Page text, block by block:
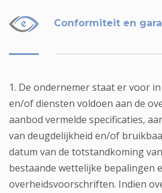
Conformiteit en
1. De ondernemer staat er voor
en/of diensten voldoen aan de
aanbod vermelde specificaties,
van deugdelijkheid en/of
datum van de totstandkoming
bestaande wettelijke bepalingen
overheidsvoorschriften. Indien